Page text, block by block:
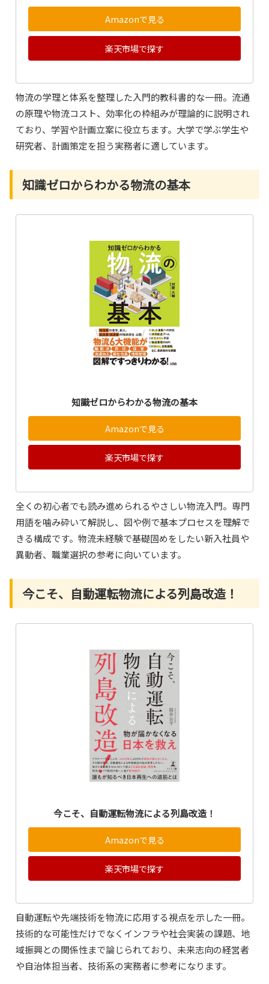
Amazonで見る
楽天市場で探す
物流の学理と体系を整理した入門的教科書的な一冊。流通
の原理や物流コスト、効率化の枠組みが理論的に説明され
ており、学習や計画立案に役立ちます。大学で学ぶ学生や
研究者、計画策定を担う実務者に適しています。
知識ゼロからわかる物流の基本
知識ゼロからわかる物流の基本
Amazonで見る
楽天市場で探す
全くの初心者でも読み進められるやさしい物流入門。専門
用語を噛み砕いて解説し、図や例で基本プロセスを理解で
きる構成です。物流未経験で基礎固めをしたい新入社員や
異動者、職業選択の参考に向いています。
今こそ、自動運転物流による列島改造！
今こそ、自動運転物流による列島改造！
Amazonで見る
楽天市場で探す
自動運転や先端技術を物流に応用する視点を示した一冊。
技術的な可能性だけでなくインフラや社会実装の課題、地
域振興との関係性まで論じられており、未来志向の経営者
や自治体担当者、技術系の実務者に参考になります。